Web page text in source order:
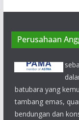
Perusahaan
tambang emas,
bendungan dan
PT